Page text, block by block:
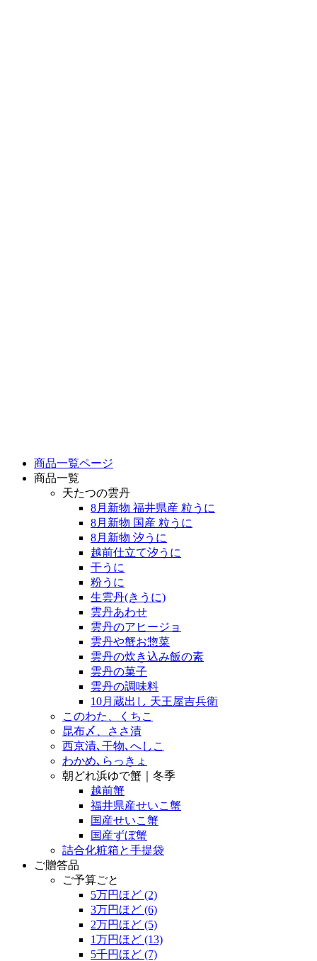
商品一覧ページ
商品一覧
天たつの雲丹
8月新物 福井県産 粒うに
8月新物 国産 粒うに
8月新物 汐うに
越前仕立て汐うに
干うに
粉うに
生雲丹(きうに)
雲丹あわせ
雲丹のアヒージョ
雲丹や蟹お惣菜
雲丹の炊き込み飯の素
雲丹の菓子
雲丹の調味料
10月蔵出し 天王屋吉兵衛
このわた、くちこ
昆布〆、ささ漬
西京漬､干物､へしこ
わかめ､らっきょ
朝どれ浜ゆで蟹｜冬季
越前蟹
福井県産せいこ蟹
国産せいこ蟹
国産ずぼ蟹
詰合化粧箱と手提袋
ご贈答品
ご予算ごと
5万円ほど (2)
3万円ほど (6)
2万円ほど (5)
1万円ほど (13)
5千円ほど (7)